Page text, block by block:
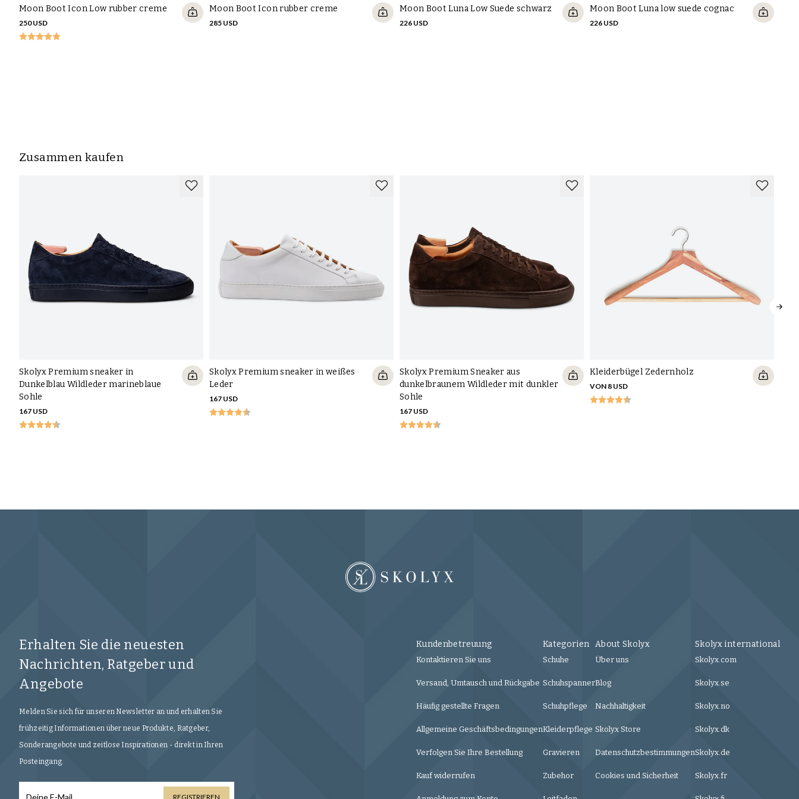
Moon Boot Icon Low rubber creme
250 USD
Moon Boot Icon rubber creme
285 USD
Moon Boot Luna Low Suede schwarz
226 USD
Moon Boot Luna low suede cognac
226 USD
Zusammen kaufen
Skolyx Premium sneaker in
Dunkelblau Wildleder marineblaue
Sohle
167 USD
Skolyx Premium sneaker in weißes
Leder
167 USD
Skolyx Premium Sneaker aus
dunkelbraunem Wildleder mit dunkler
Sohle
167 USD
Kleiderbügel Zedernholz
VON 8 USD
Erhalten Sie die neuesten
Nachrichten, Ratgeber und
Angebote
Melden Sie sich für unseren Newsletter an und erhalten Sie
frühzeitig Informationen über neue Produkte, Ratgeber,
Sonderangebote und zeitlose Inspirationen - direkt in Ihren
Posteingang.
REGISTRIEREN
Kundenbetreuung
Kontaktieren Sie uns
Versand, Umtausch und Rückgabe
Häufig gestellte Fragen
Allgemeine Geschäftsbedingungen
Verfolgen Sie Ihre Bestellung
Kauf widerrufen
Kategorien
Schuhe
Schuhspanner
Schuhpflege
Kleiderpflege
Gravieren
Zubehor
About Skolyx
Über uns
Blog
Nachhaltigkeit
Skolyx Store
Datenschutzbestimmungen
Cookies und Sicherheit
Skolyx international
Skolyx.com
Skolyx.se
Skolyx.no
Skolyx.dk
Skolyx.de
Skolyx.fr